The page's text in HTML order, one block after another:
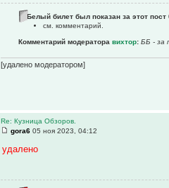
Белый билет был показан за этот пост
см. комментарий.
Комментарий модераторавихтор: ББ - за
[удалено модератором]
Re: Кузница Обзоров.
gora6 05 ноя 2023, 04:12
удалено